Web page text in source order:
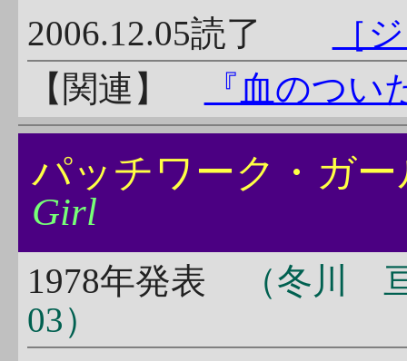
2006.12.05読了
［
【関連】
『血のつ
パッチワーク・ガ
Girl
1978年発表
（冬川
03）